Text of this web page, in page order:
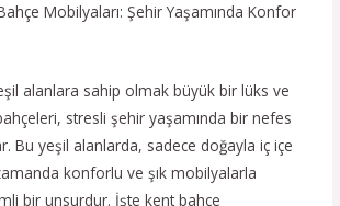
Mobilyaları: Şehir Yaşamında Konfor
alanlara sahip olmak büyük bir lüks ve
stresli şehir yaşamında bir nefes
Bu yeşil alanlarda, sadece doğayla iç içe
konforlu ve şık mobilyalarla
bir unsurdur. İşte kent bahçe